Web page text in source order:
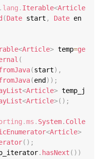
. lang . Iterable<Article
(Date start , Date en
<Article> temp=ge
(
(start) ,
(end ) ) ;
<Article> temp_j
<Article>( ) ;
.ms . System. Colle
<Article>
( ) ;
. hasNext ( ) )